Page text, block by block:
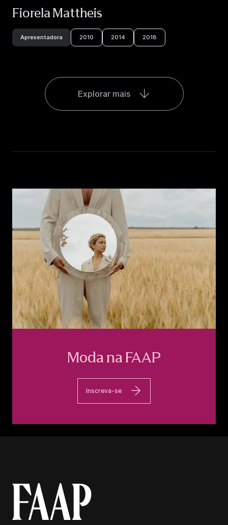
Fiorela Mattheis
Apresentadora 2010 2014 2018
Explorar mais
Moda na FAAP
Inscreva-se